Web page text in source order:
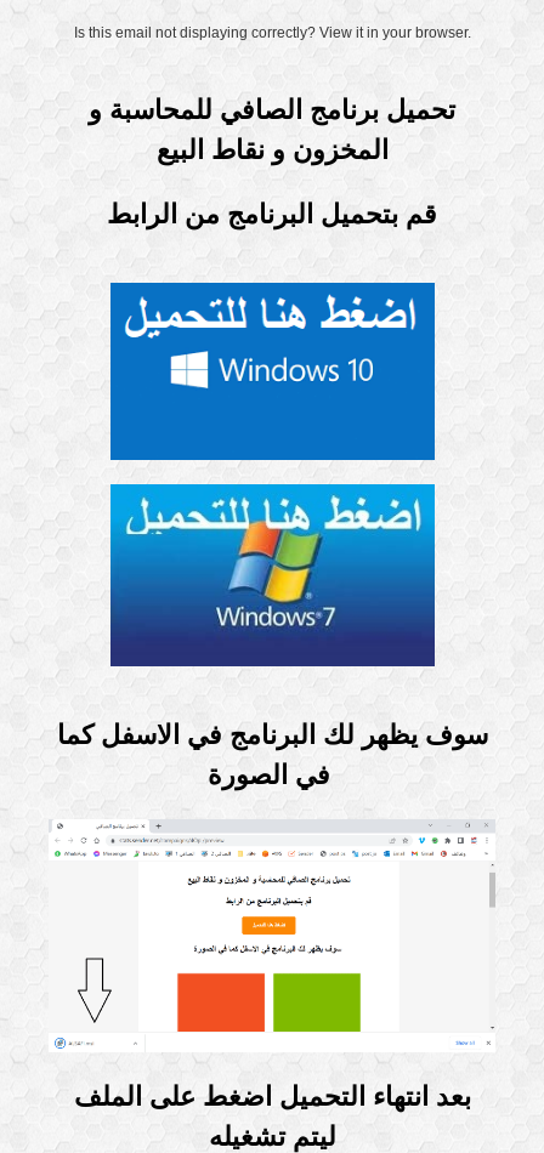
Is this email not displaying correctly? View it in your browser.
تحميل برنامج الصافي للمحاسبة و
المخزون و نقاط البيع
قم بتحميل البرنامج من الرابط
سوف يظهر لك البرنامج في الاسفل كما
بعد انتهاء التحميل اضغط على الملف
ليتم تشغيله